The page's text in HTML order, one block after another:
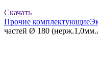
Скачать
Прочие комплектующие
частей Ø 180